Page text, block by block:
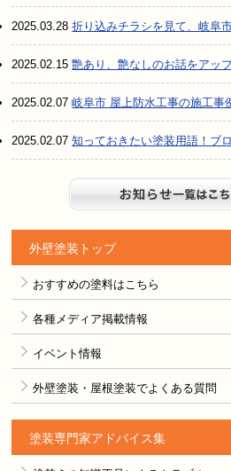
2025.03.28折り込みチラシを見て、岐阜
2025.02.15艶あり、艶なしのお話をアッ
2025.02.07岐阜市 屋上防水工事の施工事
2025.02.07知っておきたい塗装用語！ブ
外壁塗装トップ
おすすめの塗料はこちら
各種メディア掲載情報
イベント情報
外壁塗装・屋根塗装でよくある質問
塗装専門家アドバイス集